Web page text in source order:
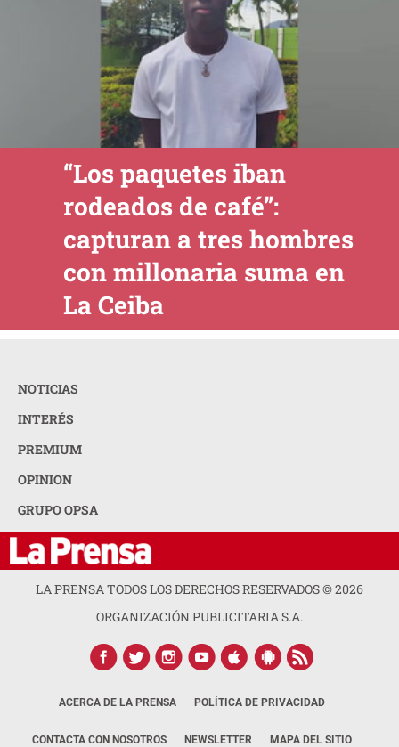
“Los paquetes iban
rodeados de café”:
capturan a tres hombres
con millonaria suma en
La Ceiba
NOTICIAS
INTERÉS
PREMIUM
OPINION
GRUPO OPSA
LA PRENSA TODOS LOS DERECHOS RESERVADOS ©2026
ORGANIZACIÓN PUBLICITARIA S.A.
ACERCA DE LA PRENSA POLÍTICA DE PRIVACIDAD
CONTACTA CON NOSOTROS NEWSLETTER MAPA DEL SITIO